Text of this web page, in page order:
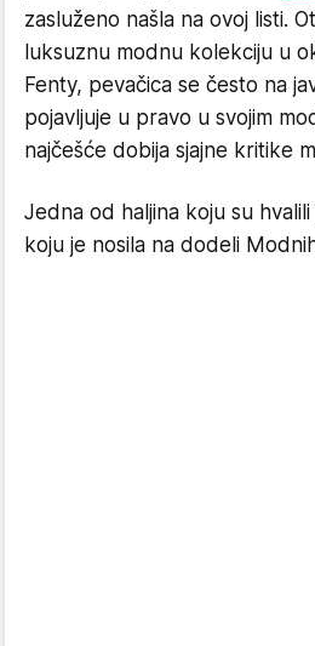
zasluženo našla na ovoj listi.
luksuznu modnu kolekciju u
Fenty, pevačica se često na
pojavljuje u pravo u svojim
najčešće dobija sjajne kritike
Jedna od haljina koju su
koju je nosila na dodeli